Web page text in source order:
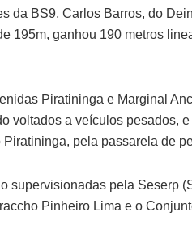
da BS9, Carlos Barros, do
195m, ganhou 190 metros
Piratininga e Marginal
voltados a veículos pesados,
pela passarela de
supervisionadas pela Seserp
Pinheiro Lima e o